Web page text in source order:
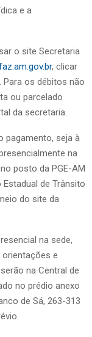
e a
o site Secretaria
, clicar
Para os débitos não
ou parcelado
da secretaria.
pagamento, seja à
na
posto da PGE-AM
de Trânsito
do site da
na sede,
orientações e
na Central de
no prédio anexo
de Sá, 263-313